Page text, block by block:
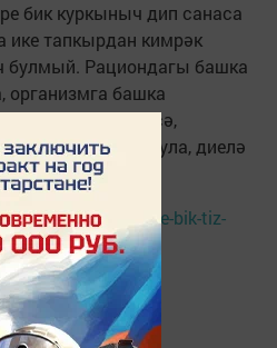
бик куркыныч дип санаса
тапкырдан кимрәк
булмый. Рациондагы башка
организмга башка
кермәсә,
тапкыр ашарга була, диелә
nindi-rizyk-keshene-bik-tiz-